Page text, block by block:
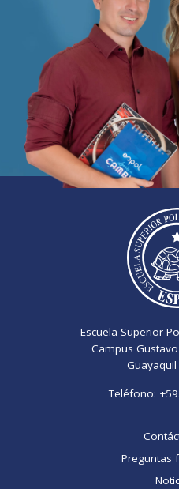
Escuela Superior
Campus
Teléfono:
Preguntas